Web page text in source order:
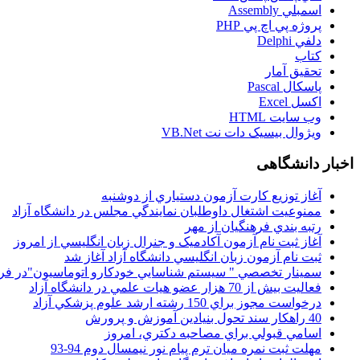
اسمبلي Assembly
پروژه پي اچ پي PHP
دلفي Delphi
کتاب
تحقيق آمار
پاسکال Pascal
اکسل Excel
وب سايت HTML
ويژوال بيسيک دات نت VB.Net
اخبار دانشگاهی
آغاز توزيع کارت آزمون دستياري از دوشنبه
ممنوعيت اشتغال داوطلبان نمايندگي مجلس در دانشگاه آزاد
رتبه بندي فرهنگيان از مهر
آغاز ثبت نام آزمون آکادميک و جنرال زبان انگليسي از امروز
ثبت نام آزمون زبان انگليسي دانشگاه آزاد آغاز شد
سمينار تخصصي " سيستم شناسايي خودکارو اتوماسيون"در
فعاليت بيش از 70 هزار عضو هيات علمي در دانشگاه آزاد
درخواست مجوز براي 150 رشته ارشد علوم پزشکي آزاد
40 راهکار سند تحول بنيادين آموزش و پرورش
اسامي قبولي براي مصاحبه دکتري، امروز
مهلت ثبت نمره میان ترم پیام نور نیمسال دوم 94-93